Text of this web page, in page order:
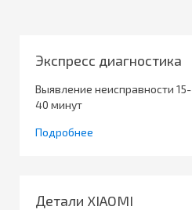
Экспресс диагностика
Выявление неисправности 15-
40 минут
Подробнее
Детали XIAOMI